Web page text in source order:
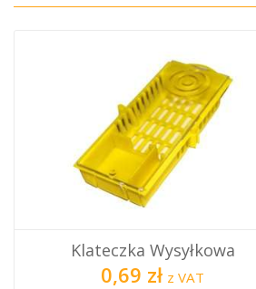
Uchwytem Do Listw...
17,50 zł z VAT